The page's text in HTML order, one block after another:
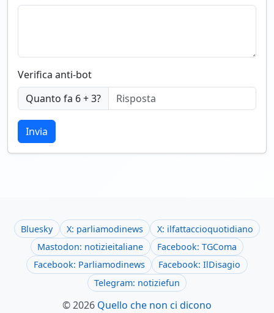
Verifica anti-bot
Quanto fa 6 + 3?
Invia
Bluesky X: parliamodinews
X: ilfattaccioquotidiano
Mastodon: notizieitaliane
Facebook: TGComa
Facebook: Parliamodinews
Facebook: IlDisagio
Telegram: notiziefun
© 2026 Quello che non ci dicono